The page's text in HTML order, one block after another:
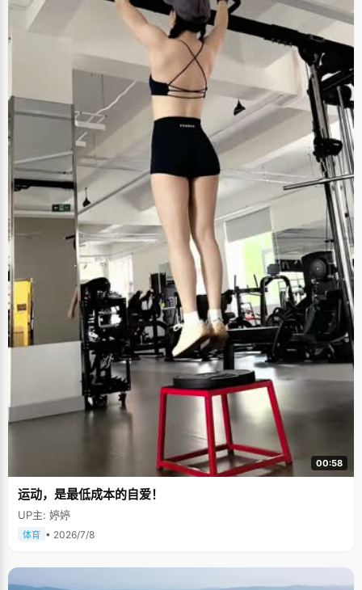
00:58
运动，是最低成本的自爱！
UP主: 婷婷
体育 • 2026/7/8